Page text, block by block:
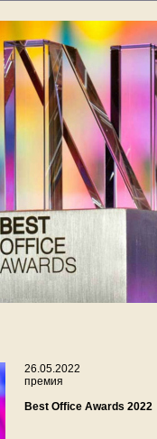
26.05.2022
премия
Best Office Awards 2022